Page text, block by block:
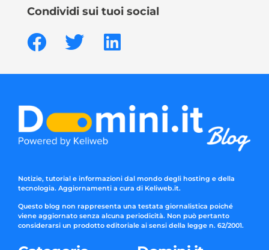
Condividi sui tuoi social
Notizie, tutorial e informazioni dal mondo degli hosting e della
tecnologia. Aggiornamenti a cura di Keliweb.it.
Questo blog non rappresenta una testata giornalistica poiché
viene aggiornato senza alcuna periodicità. Non può pertanto
considerarsi un prodotto editoriale ai sensi della legge n. 62/2001.